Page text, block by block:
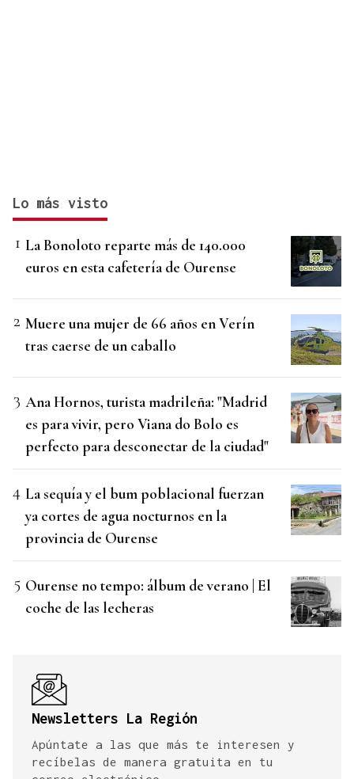
Lo más visto
La Bonoloto reparte más de 140.000
euros en esta cafetería de Ourense
Muere una mujer de 66 años en Verín
tras caerse de un caballo
Ana Hornos, turista madrileña: "Madrid
es para vivir, pero Viana do Bolo es
perfecto para desconectar de la ciudad"
La sequía y el bum poblacional fuerzan
ya cortes de agua nocturnos en la
provincia de Ourense
Ourense no tempo: álbum de verano | El
coche de las lecheras
Newsletters La Región
Apúntate a las que más te interesen y
recíbelas de manera gratuita en tu